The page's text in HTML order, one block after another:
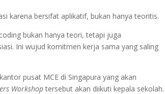
karena bersifat aplikatif, bukan hanya teoritis.
bukan hanya teori, tetapi juga
Ini wujud komitmen kerja sama yang saling
pusat MCE di Singapura yang akan
Workshoptersebut akan diikuti kepala sekolah.